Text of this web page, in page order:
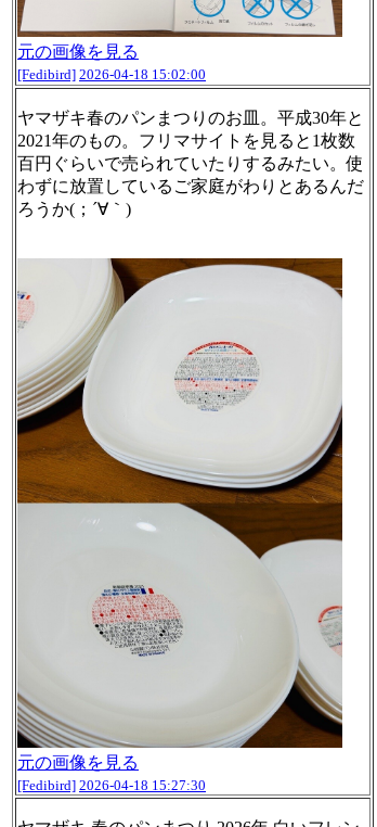
元の画像を見る
[Fedibird] 2026-04-18 15:02:00
ヤマザキ春のパンまつりのお皿。平成30年と
2021年のもの。フリマサイトを見ると1枚数
百円ぐらいで売られていたりするみたい。使
わずに放置しているご家庭がわりとあるんだ
ろうか(；´∀｀)
元の画像を見る
[Fedibird] 2026-04-18 15:27:30